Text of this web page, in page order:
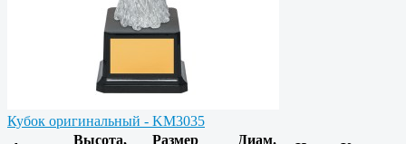
Кубок оригинальный - KM3035
Высота,
Размер
Диам.